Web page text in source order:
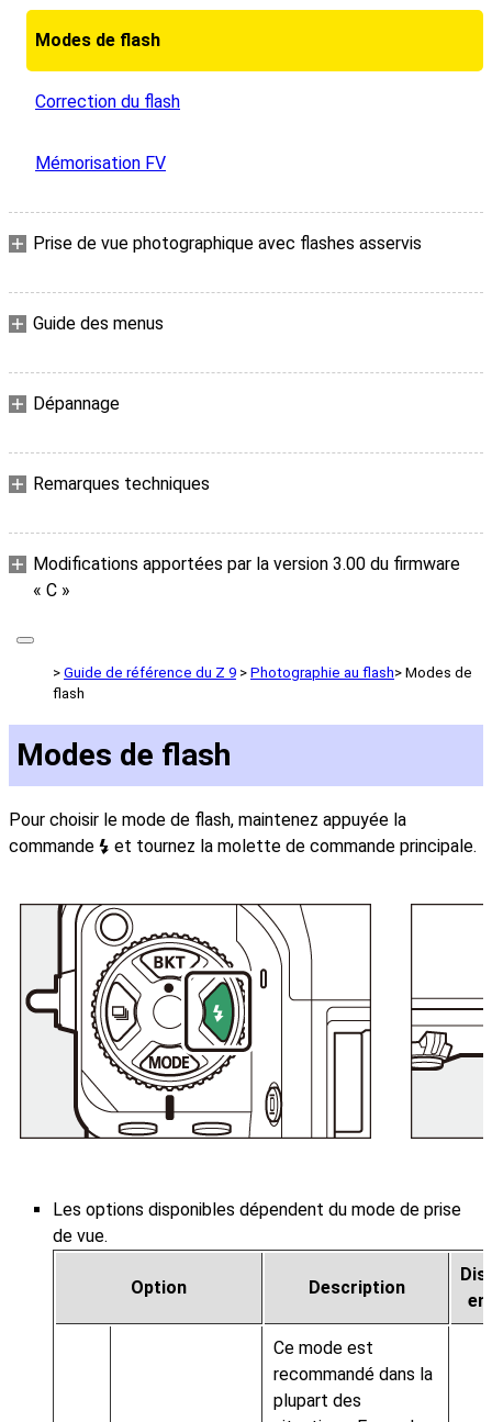
Modes de flash
Correction du flash
Mémorisation FV
Prise de vue photographique avec flashes asservis
Guide des menus
Dépannage
Remarques techniques
Modifications apportées par la version 3.00 du firmware
« C »
Guide de référence du Z 9 Photographie au flash
Modes de
flash
Modes de flash
Pour choisir le mode de flash, maintenez appuyée la
commande c et tournez la molette de commande principale.
Les options disponibles dépendent du mode de prise
de vue.
Option Description
en
Ce mode est
recommandé dans la
plupart des